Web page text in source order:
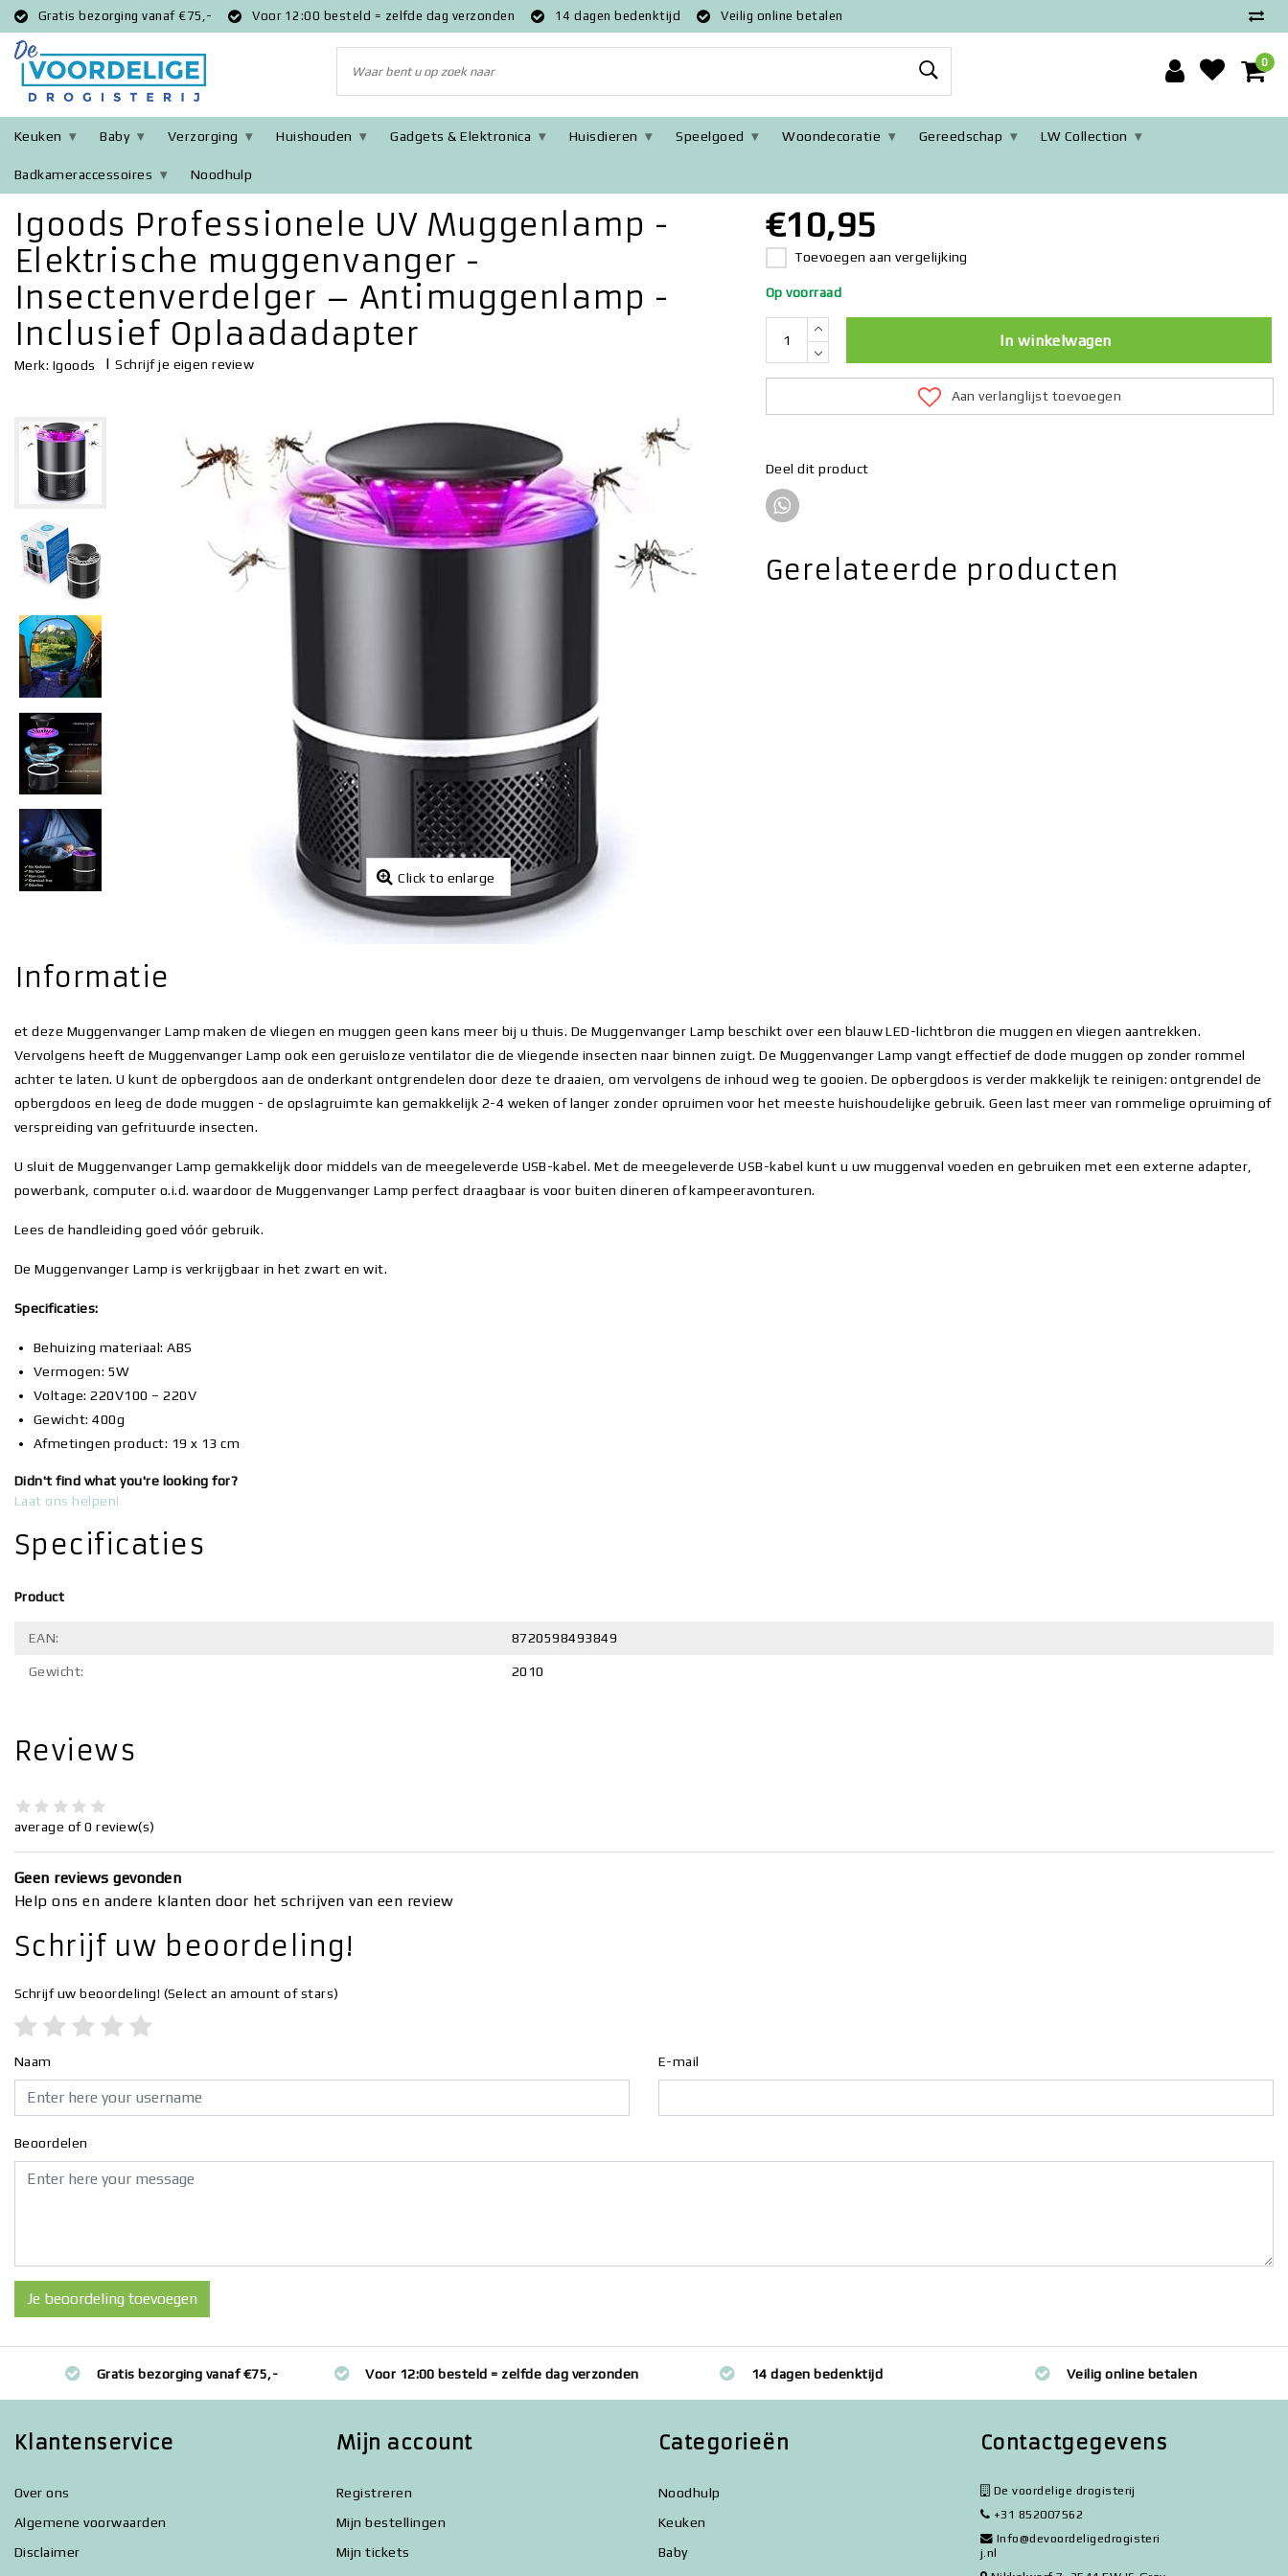
Gratis bezorging vanaf €75,- Voor 12:00 besteld = zelfde dag verzonden 14 dagen bedenktijd Veilig online betalen
0
Keuken Baby Verzorging Huishouden Gadgets & Elektronica Huisdieren Speelgoed Woondecoratie Gereedschap LW Collection
Badkameraccessoires Noodhulp
Terug naar Home|Igoods Professionele UV Muggenlamp - Elektrische muggenvanger - Insectenverdelger – Antimuggenlamp - Inclusief Oplaadadapter
Igoods Professionele UV Muggenlamp -
Elektrische muggenvanger -
Insectenverdelger – Antimuggenlamp -
Inclusief Oplaadadapter
Merk: Igoods |Schrijf je eigen review
Click to enlarge
€10,95
Toevoegen aan vergelijking
Op voorraad
In winkelwagen
Aan verlanglijst toevoegen
Deel dit product
Gerelateerde producten
Informatie
et deze Muggenvanger Lamp maken de vliegen en muggen geen kans meer bij u thuis. De Muggenvanger Lamp beschikt over een blauw LED-lichtbron die muggen en vliegen aantrekken.
Vervolgens heeft de Muggenvanger Lamp ook een geruisloze ventilator die de vliegende insecten naar binnen zuigt. De Muggenvanger Lamp vangt effectief de dode muggen op zonder rommel
achter te laten. U kunt de opbergdoos aan de onderkant ontgrendelen door deze te draaien, om vervolgens de inhoud weg te gooien. De opbergdoos is verder makkelijk te reinigen: ontgrendel de
opbergdoos en leeg de dode muggen - de opslagruimte kan gemakkelijk 2-4 weken of langer zonder opruimen voor het meeste huishoudelijke gebruik. Geen last meer van rommelige opruiming of
verspreiding van gefrituurde insecten.
U sluit de Muggenvanger Lamp gemakkelijk door middels van de meegeleverde USB-kabel. Met de meegeleverde USB-kabel kunt u uw muggenval voeden en gebruiken met een externe adapter,
powerbank, computer o.i.d. waardoor de Muggenvanger Lamp perfect draagbaar is voor buiten dineren of kampeeravonturen.
Lees de handleiding goed vóór gebruik.
De Muggenvanger Lamp is verkrijgbaar in het zwart en wit.
Specificaties:
Behuizing materiaal: ABS
Vermogen: 5W
Voltage: 220V100 – 220V
Gewicht: 400g
Afmetingen product: 19 x 13 cm
Didn't find what you're looking for?
Laat ons helpen!
Specificaties
Product
EAN: 8720598493849
Gewicht: 2010
Reviews
average of 0 review(s)
Geen reviews gevonden
Help ons en andere klanten door het schrijven van een review
Schrijf uw beoordeling!
Schrijf uw beoordeling! (Select an amount of stars)
Naam E-mail
Beoordelen
Je beoordeling toevoegen
Gratis bezorging vanaf €75,- Voor 12:00 besteld = zelfde dag verzonden 14 dagen bedenktijd Veilig online betalen
Klantenservice
Over ons
Algemene voorwaarden
Disclaimer
Mijn account
Registreren
Mijn bestellingen
Mijn tickets
Categorieën
Noodhulp
Keuken
Baby
Contactgegevens
De voordelige drogisterij
+31 852007562
Info@devoordeligedrogisteri
j.nl